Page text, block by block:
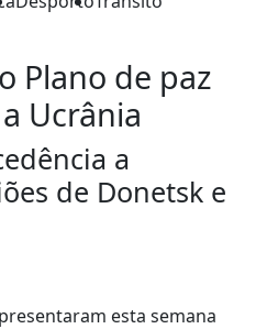
Plano de paz
Ucrânia
a
de Donetsk e
esta semana